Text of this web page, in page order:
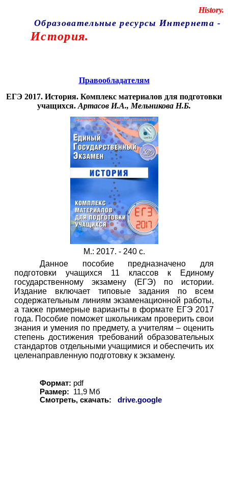
History.
Образовательные ресурсы Интернета -
История.
Правообладателям
ЕГЭ 2017. История. Комплекс материалов для подготовки
учащихся. Артасов И.А., Мельникова Н.Б.
М.: 2017. - 240 с.
Данное пособие предназначено для
подготовки учащихся 11 классов к Единому
государственному экзамену (ЕГЭ) по истории.
Издание включает типовые задания по всем
содержательным линиям экзаменационной работы,
а также примерные варианты в формате ЕГЭ 2017
года. Пособие поможет школьникам проверить свои
знания и умения по предмету, а учителям – оценить
степень достижения требований образовательных
стандартов отдельными учащимися и обеспечить их
целенаправленную подготовку к экзамену.
Формат: pdf
Размер:
11,9 Мб
Смотреть, скачать:
drive.google